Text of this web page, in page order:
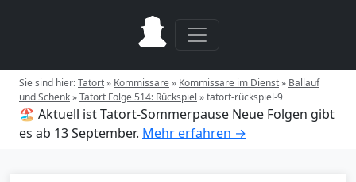
Sie sind hier:Tatort» Kommissare» Kommissare im Dienst» Ballauf
und Schenk»Tatort Folge 514: Rückspiel »tatort-rückspiel-9
🏖️ Aktuell ist Tatort-Sommerpause Neue Folgen gibt
es ab 13 September. Mehr erfahren →